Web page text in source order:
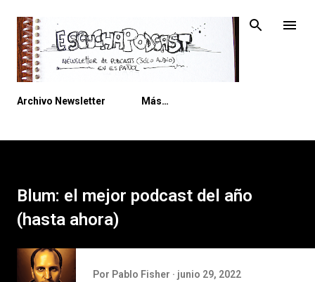
Archivo Newsletter Más…
Blum: el mejor podcast del año
(hasta ahora)
Por Pablo Fisher junio 29, 2022